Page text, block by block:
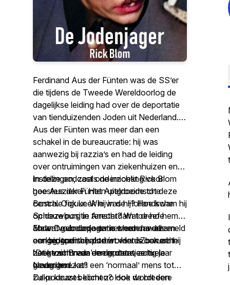
Ferdinand Aus der Fünten was de SS’er
die tijdens de Tweede Wereldoorlog de
dagelijkse leiding had over de deportatie
van tienduizenden Joden uit Nederland.
Aus der Fünten was meer dan een
schakel in de bureaucratie: hij was
aanwezig bij razzia’s en had de leiding
over ontruimingen van ziekenhuizen en
instellingen, zoals de inrichting voor
geesteszieken Het Apeldoornsche
Bosch. Ook keek hij in de Hollandsche
Schouwburg in Amsterdam toe hoe
Joden voor deportatie werden verzameld
om gedeporteerd te worden. Zo werd hij
het gezicht van de deportaties in
Nederland.
In deze podcast onderzoekt Rick Blom
hoe Aus der Fünten uitgroeide tot deze
centrale figuur. Wie was hij? Hoe kwam hij
op deze positie terecht? Wat dreef hem?
En wat gebeurde er met hem na de
oorlog, toen hij als één van de beruchte
'Drie van Breda' meer dan veertig jaar
gevangen zat?
MaarDe Jodenjageris meer dan alleen
een biografisch portret. Het is ook een
zoektocht naar een grotere, actuele
vraag: hoe kan een ‘normaal’ mens tot
zulke keuzes komen? Hoe wordt een
De podcast belicht zo ook de bredere